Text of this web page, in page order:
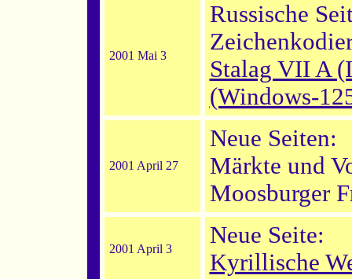
2001 Mai 3
Russische
Stalag VII A
(Windows-
2001 April 27
Neue Seiten:
Märkte und
Moosburger
2001 April 3
Neue Seite:
Kyrillische